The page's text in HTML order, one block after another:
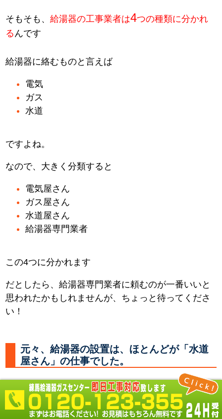
そもそも、給湯器の工事業者は4つの種類に分かれ
る んです
給湯器に絡むものと言えば
電気
ガス
水道
ですよね。
なので、大きく分類すると
電気屋さん
ガス屋さん
水道屋さん
給湯器専門業者
この4つに分かれます
だとしたら、給湯器専門業者に頼むのが一番いいと
思われたかもしれませんが、ちょっと待ってくださ
い！
元々、給湯器の設置は、ほとんどが「水道
屋さん」の仕事でした。
何故なら 必要なところに水やお湯を供給する配管を
し、器具を取付るのは「水道屋さん」だからです。